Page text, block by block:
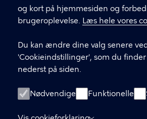
og kort på hjemmesiden og
brugeroplevelse. Læs hele vores
Du kan ændre dine valg senere
'Cookieindstillinger', som du
nederst på siden.
Nødvendige Funktionelle
LINKS
Send mail til sekretariatet
Facebook
Instagram
Medlemmernes side
Cookiepolitik